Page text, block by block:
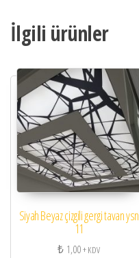
İlgili ürünler
Siyah Beyaz çizgili gergi tavan ysn
11
₺ 1,00+ KDV